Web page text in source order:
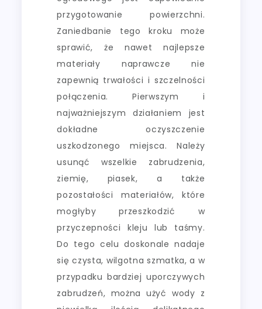
przygotowanie powierzchni.
Zaniedbanie tego kroku może
sprawić, że nawet najlepsze
materiały naprawcze nie
zapewnią trwałości i szczelności
połączenia. Pierwszym i
najważniejszym działaniem jest
dokładne oczyszczenie
uszkodzonego miejsca. Należy
usunąć wszelkie zabrudzenia,
ziemię, piasek, a także
pozostałości materiałów, które
mogłyby przeszkodzić w
przyczepności kleju lub taśmy.
Do tego celu doskonale nadaje
się czysta, wilgotna szmatka, a w
przypadku bardziej uporczywych
zabrudzeń, można użyć wody z